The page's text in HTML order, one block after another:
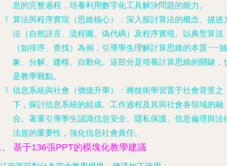
息的完整過程，培養利用數字化工具解決問題的能力。
算法與程序實現（思維核心）
：深入探討算法的概念、描述
法（自然語言、流程圖、偽代碼）及程序實現。以典型算法
（如排序、查找）為例，引導學生理解計算思維的本質——抽
象、分解、建模、自動化。這部分是培養計算思維的關鍵，
是教學難點。
信息系統與社會（價值升華）
：將技術學習置于社會背景之
下，探討信息系統的組成、工作過程及其與社會各領域的融
合。著重引導學生認識信息安全、隱私保護、信息倫理與法
法規的重要性，強化信息社會責任。
基于136張PPT的模塊化教學建議